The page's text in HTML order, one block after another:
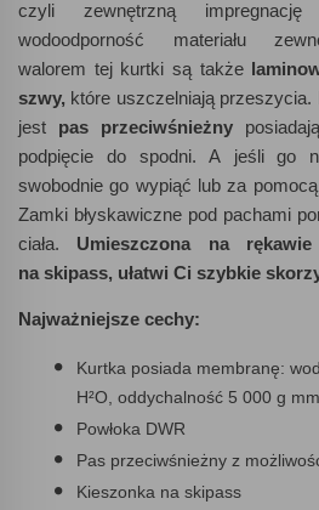
czyli zewnętrzną impregnację
wodoodporność materiału
walorem tej kurtki są także
szwy, które uszczelniają przeszycia.
jest pas przeciwśnieżny
podpięcie do spodni. A jeśli go
swobodnie go wypiąć lub za
Zamki błyskawiczne pod pachami
ciała. Umieszczona na
na skipass, ułatwi Ci szybkie
Najważniejsze cechy:
Kurtka posiada membranę:
H²O, oddychalność 5 000 g
Powłoka DWR
Pas przeciwśnieżny z
Kieszonka na skipass